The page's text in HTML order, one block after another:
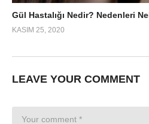
Gül Hastalığı Nedir? Nedenleri
KASIM 25, 2020
LEAVE YOUR COMMENT